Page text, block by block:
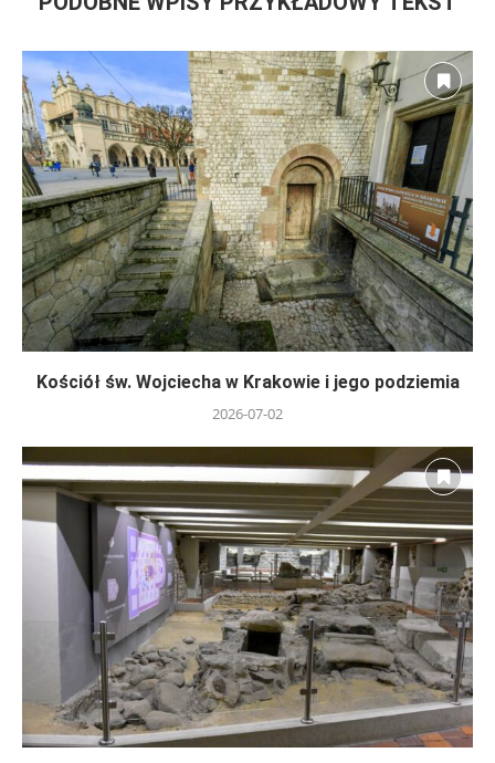
Kościół św. Wojciecha w Krakowie i jego podziemia
2026-07-02